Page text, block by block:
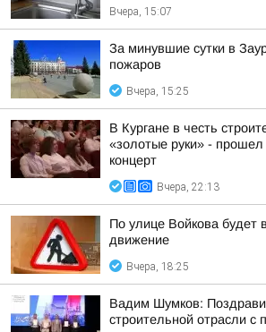
Вчера, 15:07
За минувшие сутки в
пожаров
Вчера, 15:25
В Кургане в честь
«золотые руки» -
концерт
Вчера, 22:13
По улице Войкова будет
движение
Вчера, 18:25
Вадим Шумков:
строительной отрасли с